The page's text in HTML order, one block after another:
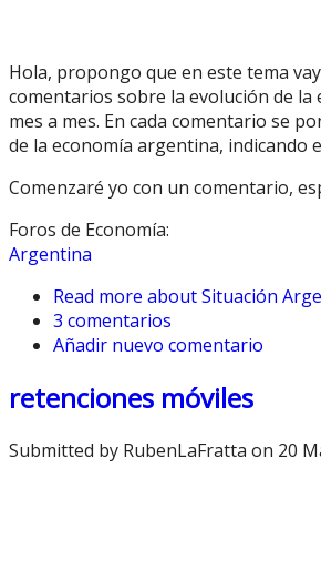
Hola, propongo que en este tema
comentarios sobre la evolución de la
mes a mes. En cada comentario se
de la economía argentina, indicando
Comenzaré yo con un comentario,
Foros de Economía:
Argentina
Read more about Situación
3 comentarios
Añadir nuevo comentario
retenciones móviles
Submitted by RubenLaFratta on 20